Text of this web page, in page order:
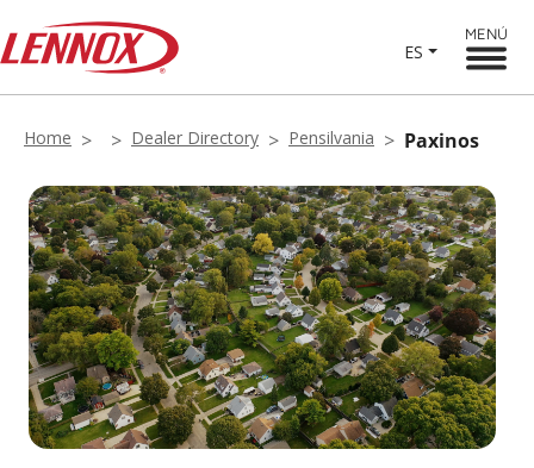
ES
MENÚ
Home Dealer Directory Pensilvania Paxinos